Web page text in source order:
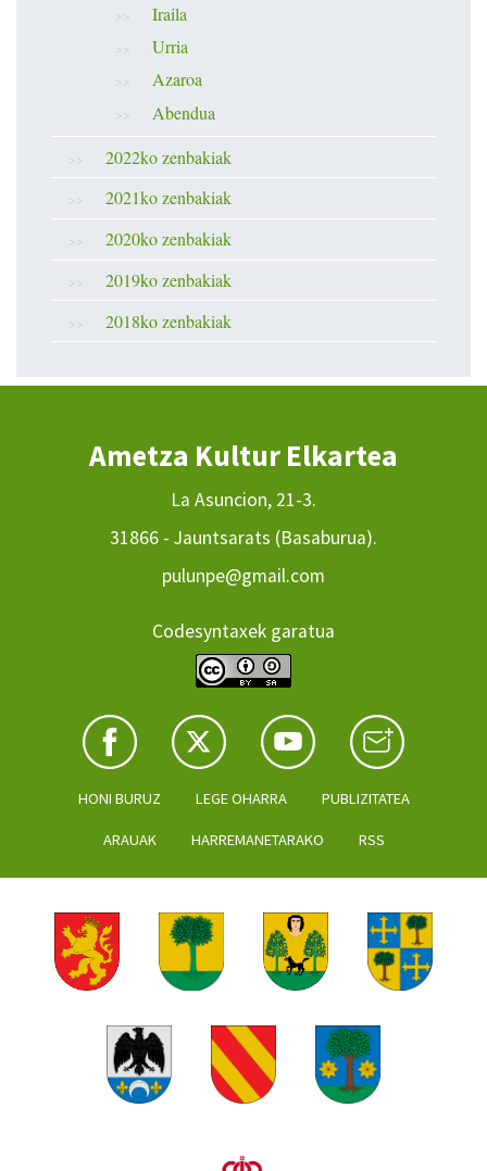
Iraila
Urria
Azaroa
Abendua
2022ko zenbakiak
2021ko zenbakiak
2020ko zenbakiak
2019ko zenbakiak
2018ko zenbakiak
Ametza Kultur Elkartea
La Asuncion, 21-3.
31866 - Jauntsarats (Basaburua).
pulunpe@gmail.com
Codesyntaxek garatua
HONI BURUZ LEGE OHARRA PUBLIZITATEA
ARAUAK HARREMANETARAKO RSS